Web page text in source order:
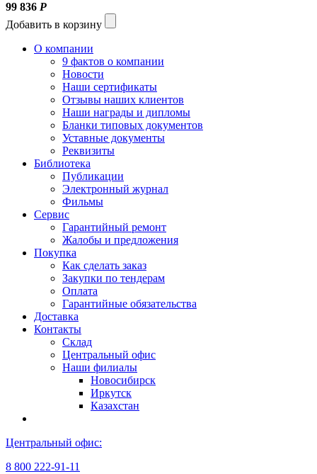
99 836 Р
Добавить в корзину
О компании
9 фактов о компании
Новости
Наши сертификаты
Отзывы наших клиентов
Наши награды и дипломы
Бланки типовых документов
Уставные документы
Реквизиты
Библиотека
Публикации
Электронный журнал
Фильмы
Сервис
Гарантийный ремонт
Жалобы и предложения
Покупка
Как сделать заказ
Закупки по тендерам
Оплата
Гарантийные обязательства
Доставка
Контакты
Склад
Центральный офис
Наши филиалы
Новосибирск
Иркутск
Казахстан
Центральный офис:
8 800 222-91-11